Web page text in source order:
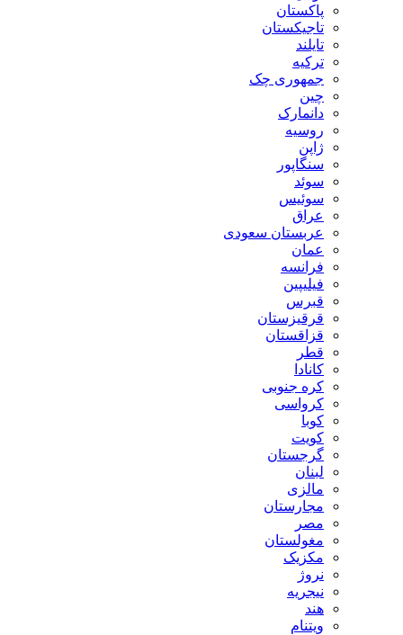
پاکستان
تاجیکستان
تایلند
ترکیه
جمهوری چک
چین
دانمارک
روسیه
ژاپن
سنگاپور
سوئد
سوئیس
عراق
عربستان سعودی
عمان
فرانسه
فیلیپین
قبرس
قرقیزستان
قزاقستان
قطر
کانادا
کره جنوبی
کرواسی
کوبا
کویت
گرجستان
لبنان
مالزی
مجارستان
مصر
مغولستان
مکزیک
نروژ
نیجریه
هند
ویتنام